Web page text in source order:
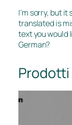
I’m sorry, but
translated is
text you would
German?